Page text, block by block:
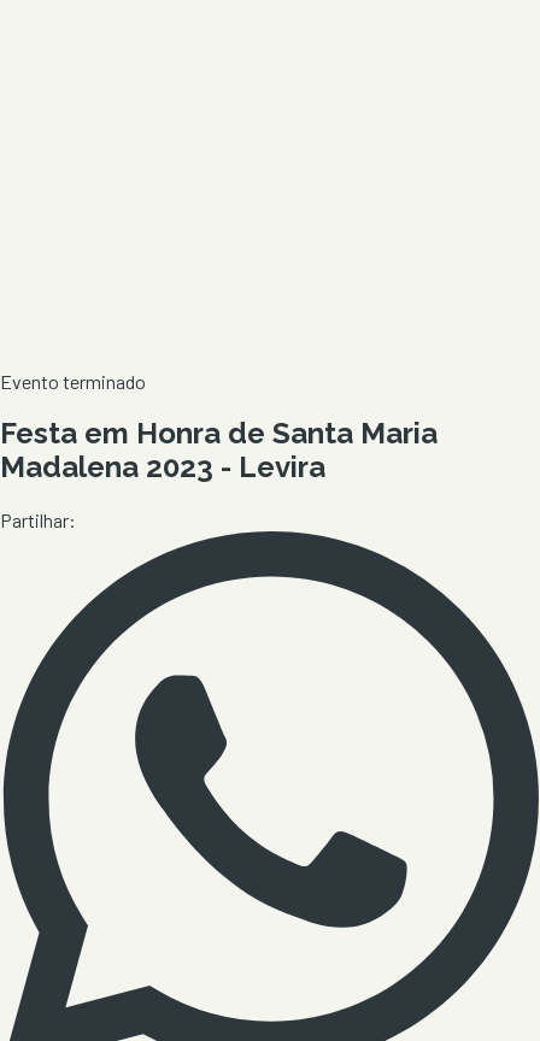
Evento terminado
Festa em Honra de Santa Maria
Madalena 2023 - Levira
Partilhar: